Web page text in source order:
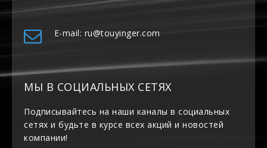
E-mail: ru@touyinger.com
МЫ В СОЦИАЛЬНЫХ СЕТЯХ
Подписывайтесь на наши каналы в социальных
сетях и будьте в курсе всех акций и новостей
компании!